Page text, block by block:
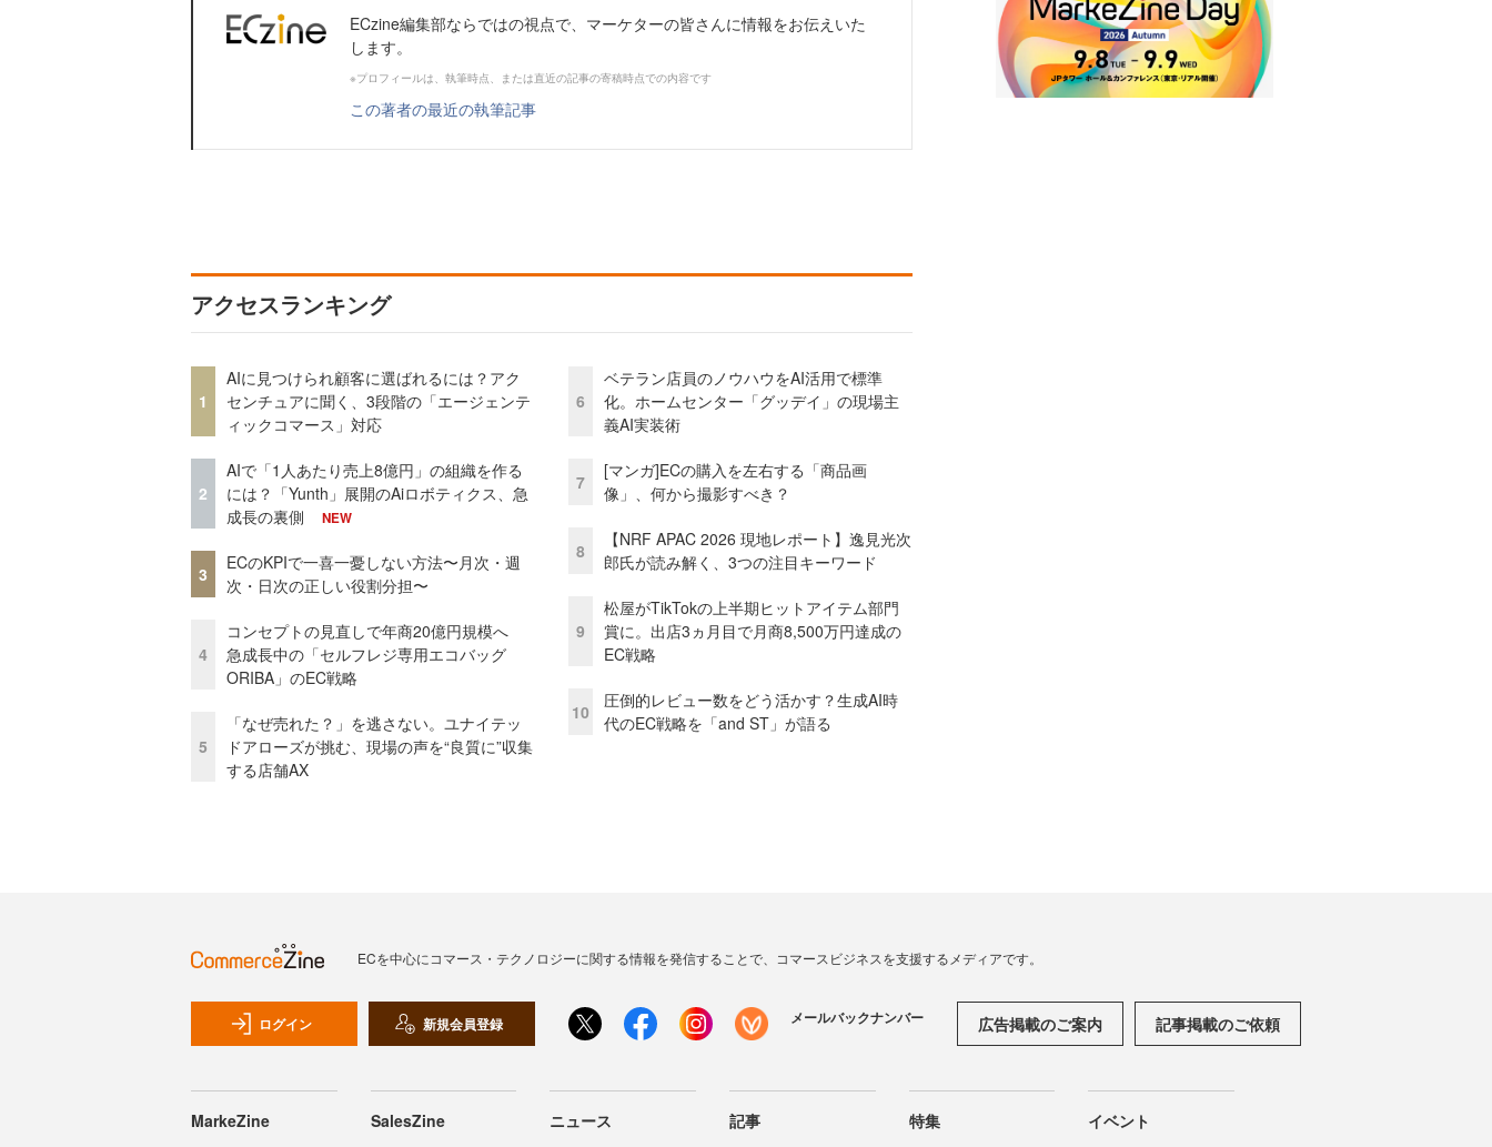
ECzine編集部ならではの視点で、マーケターの皆さんに情報をお伝えいた
します。
※プロフィールは、執筆時点、または直近の記事の寄稿時点での内容です
この著者の最近の執筆記事
アクセスランキング
1
AIに見つけられ顧客に選ばれるには？アク
センチュアに聞く、3段階の「エージェンテ
ィックコマース」対応
2
AIで「1人あたり売上8億円」の組織を作る
には？「Yunth」展開のAiロボティクス、急
成長の裏側
NEW
3
ECのKPIで一喜一憂しない方法〜月次・週
次・日次の正しい役割分担〜
4
コンセプトの見直しで年商20億円規模へ
急成長中の「セルフレジ専用エコバッグ
ORIBA」のEC戦略
5
「なぜ売れた？」を逃さない。ユナイテッ
ドアローズが挑む、現場の声を“良質に”収集
する店舗AX
6
ベテラン店員のノウハウをAI活用で標準
化。ホームセンター「グッデイ」の現場主
義AI実装術
7
[マンガ]ECの購入を左右する「商品画
像」、何から撮影すべき？
8
【NRF APAC 2026 現地レポート】逸見光次
郎氏が読み解く、3つの注目キーワード
9
松屋がTikTokの上半期ヒットアイテム部門
賞に。出店3ヵ月目で月商8,500万円達成の
EC戦略
10
圧倒的レビュー数をどう活かす？生成AI時
代のEC戦略を「and ST」が語る
ECを中心にコマース・テクノロジーに関する情報を発信することで、コマースビジネスを支援するメディアです。
ログイン 新規会員登録 メールバックナンバー 広告掲載のご案内 記事掲載のご依頼
MarkeZine SalesZine ニュース 記事 特集 イベント